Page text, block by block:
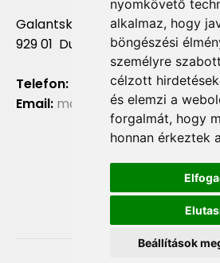
nyomkövető
alkalmaz, hogy
böngészési
személyre
célzott
és elemzi a
forgalmát, hogy
honnan érkeztek
Beállítások
Galantská cesta 658/2F
929 01 Dunajská Streda
Telefon:
+421 903 724 781
Email: